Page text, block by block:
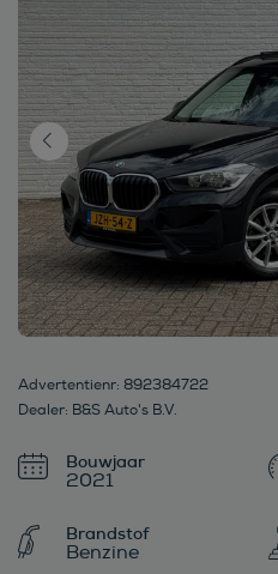
Advertentienr: 892384722
Dealer: B&S Auto's B.V.
Bouwjaar
2021
Brandstof
Benzine